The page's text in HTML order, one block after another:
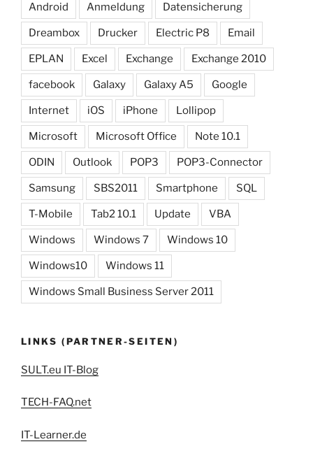
Android Anmeldung Datensicherung
Dreambox Drucker Electric P8 Email
EPLAN Excel Exchange Exchange 2010
facebook Galaxy Galaxy A5 Google
Internet iOS iPhone Lollipop
Microsoft Microsoft Office Note 10.1
ODIN Outlook POP3 POP3-Connector
Samsung SBS2011 Smartphone SQL
T-Mobile Tab2 10.1 Update VBA
Windows Windows 7 Windows 10
Windows10 Windows 11
Windows Small Business Server 2011
LINKS (PARTNER-SEITEN)
SULT.eu IT-Blog
TECH-FAQ.net
IT-Learner.de